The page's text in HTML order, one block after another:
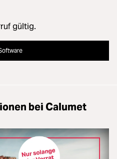
gültig.
bei Calumet